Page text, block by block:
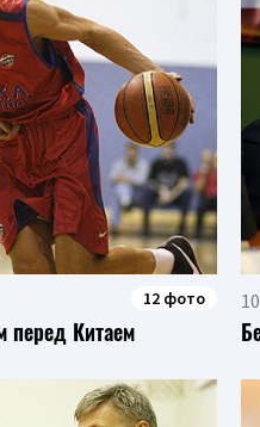
12 фото
перед Китаем